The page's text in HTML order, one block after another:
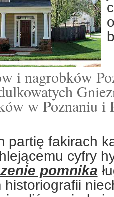
i nagrobków
w Poznaniu i
partię fakirach
cyfry
pomnika
historiografii